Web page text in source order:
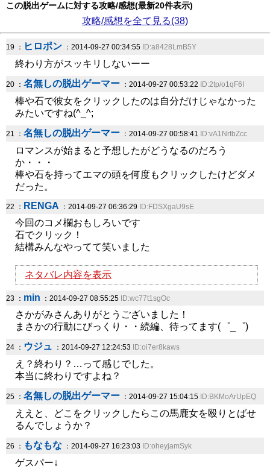
この脱出ゲームに対する攻略/感想(最新20件表示)
攻略/感想を全て見る(38)
19 ： ヒロポン ：2014-09-27 00:34:55 ID:a8428LmB5Y
終わり方がスッキリしないーー
20 ： 名無しの脱出ゲーマー ：2014-09-27 00:53:22 ID:2tp/o1qF6I
棒や石で彼女をクリックしたのは自分だけじゃなかった
みたいですね(^_^;
21 ： 名無しの脱出ゲーマー ：2014-09-27 00:58:41 ID:vA1NrtbZcc
ロマンスが始まると予想したがどうなるのだろう
か・・・
棒や石を持ってエマの頭を何度もクリックしたけどダメ
だった。
22 ： RENGA ：2014-09-27 06:36:29 ID:FDSXgaU9sE
今回のコメ欄おもしろいです
石でクリック！
結構みんなやってて笑いました
ネタバレ内容を表示
23 ： min ：2014-09-27 08:55:25 ID:wc77t1sgOc
さかがみさんありがとうございました！
まさかの行動にびっくり・・続編、待ってます(゜_゜)
24 ： ウジュ ：2014-09-27 12:24:53 ID:oi7er8kaws
え？終わり？…って感じでした。
本当に終わりですよね？
25 ： 名無しの脱出ゲーマー ：2014-09-27 15:04:15 ID:BKMoArUpEQ
ええと、どこをクリックしたらこの馬鹿女を殴りとばせ
るんでしょうか？
26 ： もなもな ：2014-09-27 16:23:03 ID:oheyjamSyk
ゲスパー↓